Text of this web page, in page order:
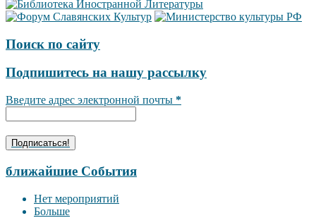
Поиск по сайту
Подпишитесь на нашу рассылку
Введите адрес электронной почты *
ближайшие События
Нет мероприятий
Больше